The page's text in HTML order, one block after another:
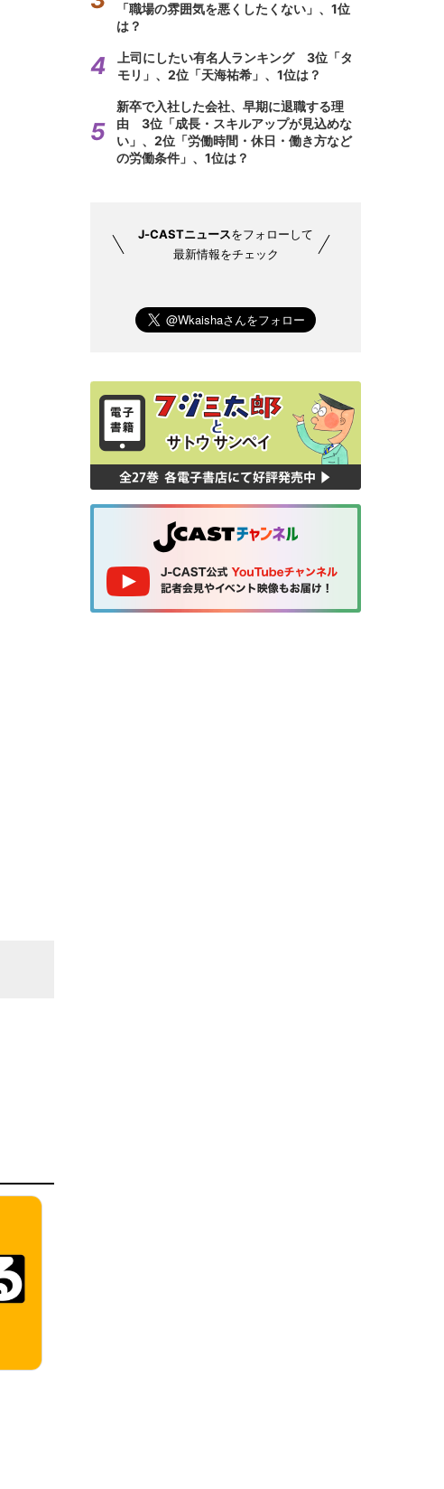
「職場の雰囲気を悪くしたくない」、1位
は？
上司にしたい有名人ランキング 3位「タ
モリ」、2位「天海祐希」、1位は？
新卒で入社した会社、早期に退職する理
由 3位「成長・スキルアップが見込めな
い」、2位「労働時間・休日・働き方など
の労働条件」、1位は？
J-CASTニュースをフォローして
最新情報をチェック